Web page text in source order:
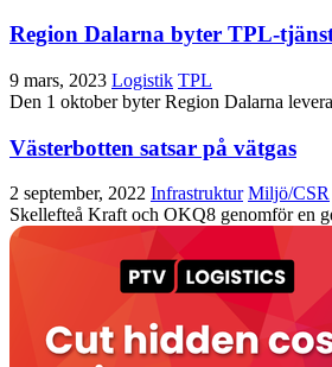
Region Dalarna byter TPL-
9 mars, 2023 Logistik TPL
Den 1 oktober byter Region Dalarna
Västerbotten satsar på vätgas
2 september, 2022 Infrastruktur Miljö/CSR
Skellefteå Kraft och OKQ8 genomför en